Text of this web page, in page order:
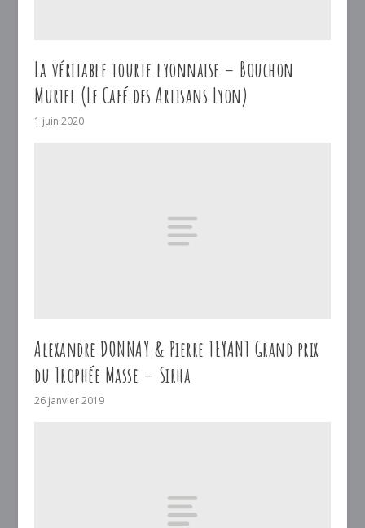
La véritable tourte lyonnaise – Bouchon
Muriel (Le Café des Artisans Lyon)
1 juin 2020
Alexandre DONNAY & Pierre TEYANT Grand prix
du Trophée Masse – Sirha
26 janvier 2019